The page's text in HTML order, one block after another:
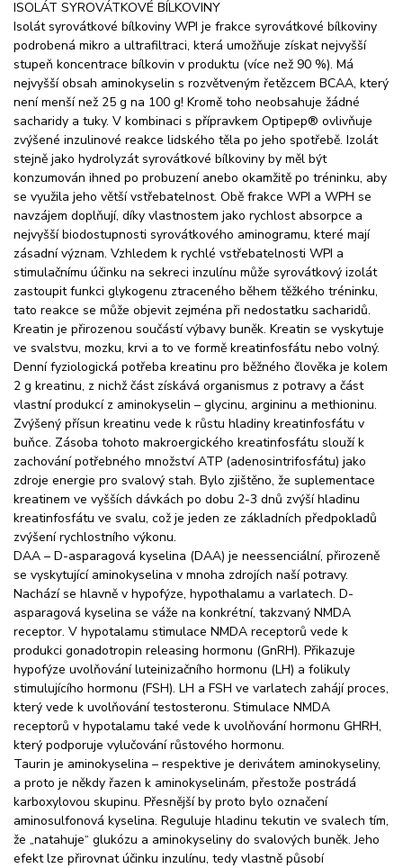
ISOLÁT SYROVÁTKOVÉ BÍLKOVINY
Isolát syrovátkové bílkoviny WPI je frakce syrovátkové bílkoviny
podrobená mikro a ultrafiltraci, která umožňuje získat nejvyšší
stupeň koncentrace bílkovin v produktu (více než 90 %). Má
nejvyšší obsah aminokyselin s rozvětveným řetězcem BCAA, který
není menší než 25 g na 100 g! Kromě toho neobsahuje žádné
sacharidy a tuky. V kombinaci s přípravkem Optipep® ovlivňuje
zvýšené inzulinové reakce lidského těla po jeho spotřebě. Izolát
stejně jako hydrolyzát syrovátkové bílkoviny by měl být
konzumován ihned po probuzení anebo okamžitě po tréninku, aby
se využila jeho větší vstřebatelnost. Obě frakce WPI a WPH se
navzájem doplňují, díky vlastnostem jako rychlost absorpce a
nejvyšší biodostupnosti syrovátkového aminogramu, které mají
zásadní význam. Vzhledem k rychlé vstřebatelnosti WPI a
stimulačnímu účinku na sekreci inzulínu může syrovátkový izolát
zastoupit funkci glykogenu ztraceného během těžkého tréninku,
tato reakce se může objevit zejména při nedostatku sacharidů.
Kreatin je přirozenou součástí výbavy buněk. Kreatin se vyskytuje
ve svalstvu, mozku, krvi a to ve formě kreatinfosfátu nebo volný.
Denní fyziologická potřeba kreatinu pro běžného člověka je kolem
2 g kreatinu, z nichž část získává organismus z potravy a část
vlastní produkcí z aminokyselin – glycinu, argininu a methioninu.
Zvýšený přísun kreatinu vede k růstu hladiny kreatinfosfátu v
buňce. Zásoba tohoto makroergického kreatinfosfátu slouží k
zachování potřebného množství ATP (adenosintrifosfátu) jako
zdroje energie pro svalový stah. Bylo zjištěno, že suplementace
kreatinem ve vyšších dávkách po dobu 2-3 dnů zvýší hladinu
kreatinfosfátu ve svalu, což je jeden ze základních předpokladů
zvýšení rychlostního výkonu.
DAA – D-asparagová kyselina (DAA) je neessenciální, přirozeně
se vyskytující aminokyselina v mnoha zdrojích naší potravy.
Nachází se hlavně v hypofýze, hypothalamu a varlatech. D-
asparagová kyselina se váže na konkrétní, takzvaný NMDA
receptor. V hypotalamu stimulace NMDA receptorů vede k
produkci gonadotropin releasing hormonu (GnRH). Přikazuje
hypofýze uvolňování luteinizačního hormonu (LH) a folikuly
stimulujícího hormonu (FSH). LH a FSH ve varlatech zahájí proces,
který vede k uvolňování testosteronu. Stimulace NMDA
receptorů v hypotalamu také vede k uvolňování hormonu GHRH,
který podporuje vylučování růstového hormonu.
Taurin je aminokyselina – respektive je derivátem aminokyseliny,
a proto je někdy řazen k aminokyselinám, přestože postrádá
karboxylovou skupinu. Přesnější by proto bylo označení
aminosulfonová kyselina. Reguluje hladinu tekutin ve svalech tím,
že „natahuje“ glukózu a aminokyseliny do svalových buněk. Jeho
efekt lze přirovnat účinku inzulínu, tedy vlastně působí